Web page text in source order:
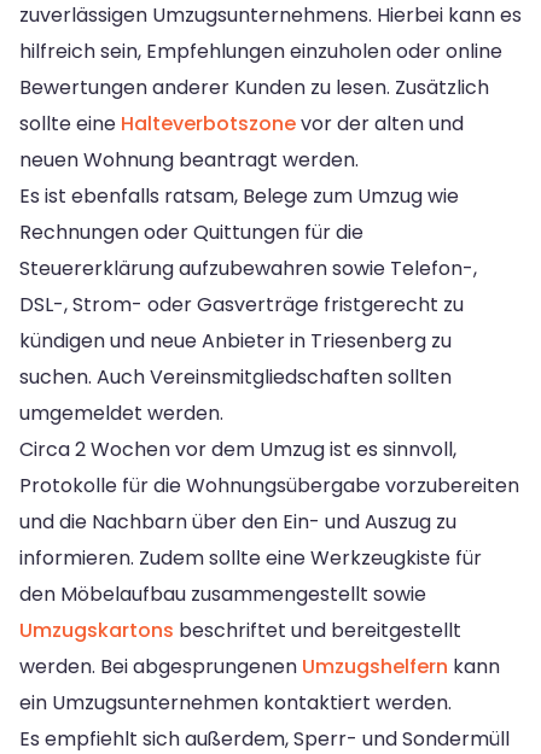
zuverlässigen Umzugsunternehmens. Hierbei kann es
hilfreich sein, Empfehlungen einzuholen oder online
Bewertungen anderer Kunden zu lesen. Zusätzlich
sollte eine Halteverbotszonevor der alten und
neuen Wohnung beantragt werden.
Es ist ebenfalls ratsam, Belege zum Umzug wie
Rechnungen oder Quittungen für die
Steuererklärung aufzubewahren sowie Telefon-,
DSL-, Strom- oder Gasverträge fristgerecht zu
kündigen und neue Anbieter in Triesenberg zu
suchen. Auch Vereinsmitgliedschaften sollten
umgemeldet werden.
Circa 2 Wochen vor dem Umzug ist es sinnvoll,
Protokolle für die Wohnungsübergabe vorzubereiten
und die Nachbarn über den Ein- und Auszug zu
informieren. Zudem sollte eine Werkzeugkiste für
den Möbelaufbau zusammengestellt sowie
Umzugskartons beschriftet und bereitgestellt
werden. Bei abgesprungenen Umzugshelfern kann
ein Umzugsunternehmen kontaktiert werden.
Es empfiehlt sich außerdem, Sperr- und Sondermüll